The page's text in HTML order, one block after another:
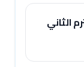
الثاني